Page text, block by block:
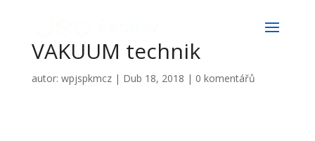
VAKUUM technik
autor: wpjspkmcz| Dub 18, 2018 | 0 komentářů